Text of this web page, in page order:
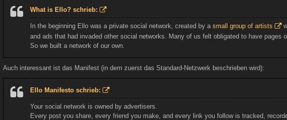
What is Ello? schrieb:
In the beginning Ello was a private social network, created by a small group of artists
and ads that had invaded other social networks. Many of us felt obligated to have pages
So we built a network of our own.
Auch interessant ist das Manifest (in dem zuerst das Standard-Netzwerk beschrieben wird):
Ello Manifesto schrieb:
Your social network is owned by advertisers.
Every post you share, every friend you make, and every link you follow is tracked,